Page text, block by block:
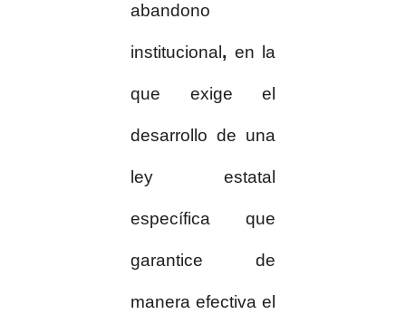
abandono
institucional , en la
que exige el
desarrollo de una
ley estatal
específica que
garantice de
manera efectiva el